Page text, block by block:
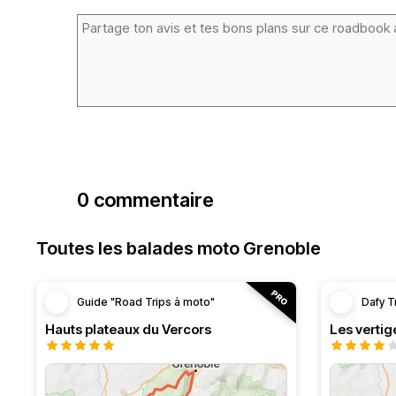
0 commentaire
Toutes les balades moto Grenoble
Guide "Road Trips à moto"
Hauts plateaux du Vercors
Dafy
Les